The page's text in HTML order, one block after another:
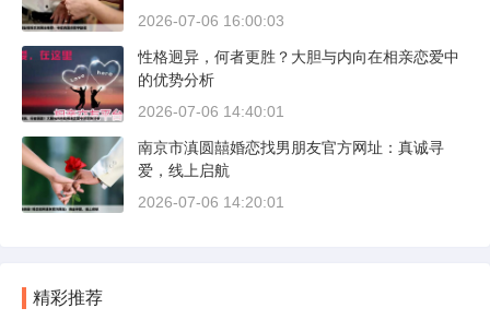
2026-07-06 16:00:03
性格迥异，何者更胜？大胆与内向在相亲恋爱中
的优势分析
2026-07-06 14:40:01
南京市滇圆囍婚恋找男朋友官方网址：真诚寻
爱，线上启航
2026-07-06 14:20:01
精彩推荐